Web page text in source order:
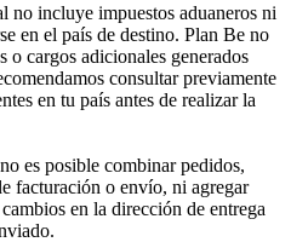
no incluye impuestos aduaneros ni
en el país de destino. Plan Be no
o cargos adicionales generados
consultar previamente
en tu país antes de realizar la
es posible combinar pedidos,
facturación o envío, ni agregar
en la dirección de entrega